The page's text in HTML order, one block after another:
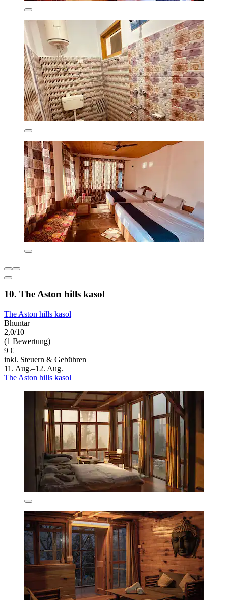
10. The Aston hills kasol
The Aston hills kasol
Bhuntar
2,0/10
(1 Bewertung)
9 €
inkl. Steuern & Gebühren
11. Aug.–12. Aug.
The Aston hills kasol